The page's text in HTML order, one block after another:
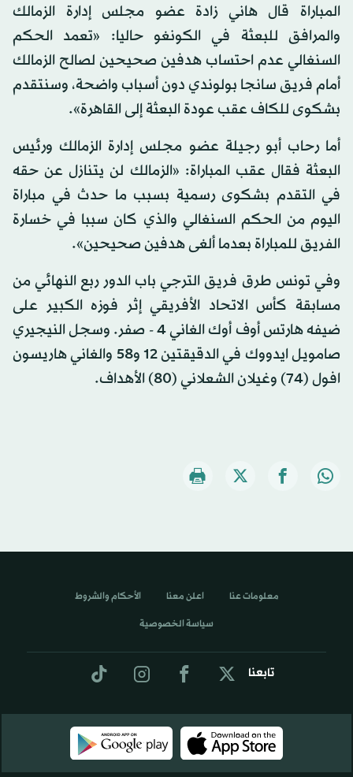
المباراة قال هاني زادة عضو مجلس إدارة الزمالك
والمرافق للبعثة في الكونغو حاليا: «تعمد الحكم
السنغالي عدم احتساب هدفين صحيحين لصالح الزمالك
أمام فريق سانجا بولوندي دون أسباب واضحة، وسنتقدم
بشكوى للكاف عقب عودة البعثة إلى القاهرة».
أما رحاب أبو رجيلة عضو مجلس إدارة الزمالك ورئيس
البعثة فقال عقب المباراة: «الزمالك لن يتنازل عن حقه
في التقدم بشكوى رسمية بسبب ما حدث في مباراة
اليوم من الحكم السنغالي والذي كان سببا في خسارة
الفريق للمباراة بعدما ألغى هدفين صحيحين».
وفي تونس طرق فريق الترجي باب الدور ربع النهائي من
مسابقة كأس الاتحاد الأفريقي إثر فوزه الكبير على
ضيفه هارتس أوف أوك الغاني 4 - صفر. وسجل النيجيري
صامويل ايدووك في الدقيقتين 12 و58 والغاني هاريسون
افول (74) وغيلان الشعلاني (80) الأهداف.
تابعنا
معلومات عنا اعلن معنا الأحكام والشروط
سياسة الخصوصية